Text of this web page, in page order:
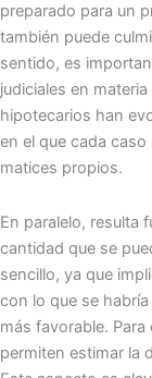
preparado para un
también puede
sentido, es
judiciales en
hipotecarios han
en el que cada
matices propios.
En paralelo, resulta
cantidad que se
sencillo, ya que
con lo que se
más favorable.
permiten estimar la